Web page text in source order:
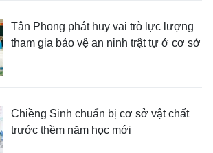
Tân Phong phát huy vai trò lực lượng
tham gia bảo vệ an ninh trật tự ở cơ sở
Chiềng Sinh chuẩn bị cơ sở vật chất
trước thềm năm học mới